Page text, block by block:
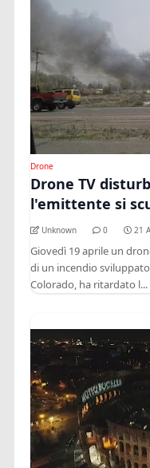
Drone
Drone TV
l'emittente si
Unknown 0 21
Giovedì 19 aprile un
di un incendio
Colorado, ha ritardato l...